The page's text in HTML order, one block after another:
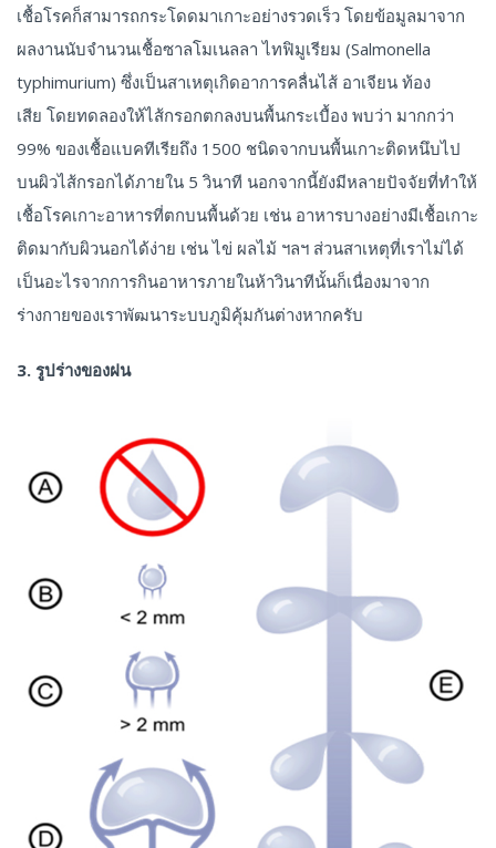
เชื้อโรคก็สามารถกระโดดมาเกาะอย่างรวดเร็ว โดยข้อมูลมาจาก
ผลงานนับจำนวนเชื้อซาลโมเนลลา ไทฟิมูเรียม (Salmonella
typhimurium) ซึ่งเป็นสาเหตุเกิดอาการคลื่นไส้ อาเจียน ท้อง
เสีย โดยทดลองให้ไส้กรอกตกลงบนพื้นกระเบื้อง พบว่า มากกว่า
99% ของเชื้อแบคทีเรียถึง 1500 ชนิดจากบนพื้นเกาะติดหนึบไป
บนผิวไส้กรอกได้ภายใน 5 วินาที นอกจากนี้ยังมีหลายปัจจัยที่ทำให้
เชื้อโรคเกาะอาหารที่ตกบนพื้นด้วย เช่น อาหารบางอย่างมีเชื้อเกาะ
ติดมากับผิวนอกได้ง่าย เช่น ไข่ ผลไม้ ฯลฯ ส่วนสาเหตุที่เราไม่ได้
เป็นอะไรจากการกินอาหารภายในห้าวินาทีนั้นก็เนื่องมาจาก
ร่างกายของเราพัฒนาระบบภูมิคุ้มกันต่างหากครับ
3. รูปร่างของฝน